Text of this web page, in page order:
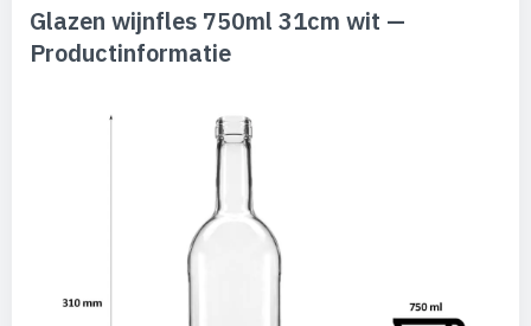
Glazen wijnfles 750ml 31cm wit —
Productinformatie